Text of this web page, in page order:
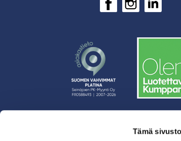
Tämä